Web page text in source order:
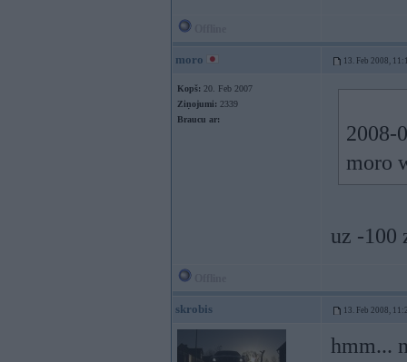
moro 13. Feb 2008,
Kopš: 20. Feb 2007
Ziņojumi: 2339
Braucu ar:
2008-
moro
uz -100
skrobis 13. Feb 2008,
hmm...